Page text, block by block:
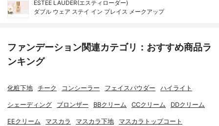
ESTEE LAUDER(エスティローダー)
ダブル ウェア ステイ イン プレイス メークアップ
ファンデーション関連カテゴリ：おすすめ商品ラ
ンキング
化粧下地 チーク コンシーラー フェイスパウダー ハイライト
シェーディング ブロンザー BBクリーム CCクリーム DDクリーム
EEクリーム マスカラ マスカラ下地 マスカラトップコート